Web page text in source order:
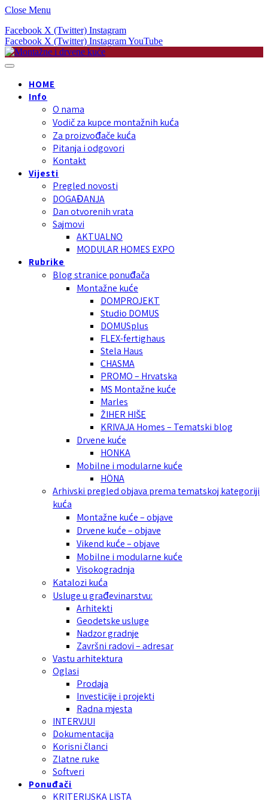
Close Menu
Facebook X (Twitter) Instagram
Facebook X (Twitter) InstagramYouTube
HOME
Info
O nama
Vodič za kupce montažnih kuća
Za proizvođače kuća
Pitanja i odgovori
Kontakt
Vijesti
Pregled novosti
DOGAĐANJA
Dan otvorenih vrata
Sajmovi
AKTUALNO
MODULAR HOMES EXPO
Rubrike
Blog stranice ponuđača
Montažne kuće
DOMPROJEKT
Studio DOMUS
DOMUSplus
FLEX-fertighaus
Stela Haus
CHASMA
PROMO – Hrvatska
MS Montažne kuće
Marles
ŽIHER HIŠE
KRIVAJA Homes – Tematski blog
Drvene kuće
HONKA
Mobilne i modularne kuće
HÖNA
Arhivski pregled objava prema tematskoj kategoriji
kuća
Montažne kuće – objave
Drvene kuće – objave
Vikend kuće – objave
Mobilne i modularne kuće
Visokogradnja
Katalozi kuća
Usluge u građevinarstvu:
Arhitekti
Geodetske usluge
Nadzor gradnje
Završni radovi – adresar
Vastu arhitektura
Oglasi
Prodaja
Investicije i projekti
Radna mjesta
INTERVJUI
Dokumentacija
Korisni članci
Zlatne ruke
Softveri
Ponuđači
KRITERIJSKA LISTA